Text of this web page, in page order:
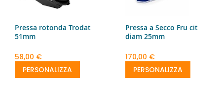
Pressa rotonda Trodat
51mm
58,00 €
PERSONALIZZA
Pressa a Secco Fru cit
diam 25mm
170,00 €
PERSONALIZZA